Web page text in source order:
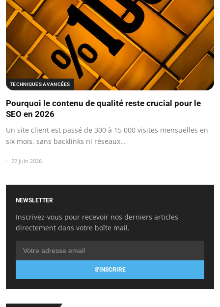
TECHNIQUES AVANCÉES
Pourquoi le contenu de qualité reste crucial pour le
SEO en 2026
Un site client est passé de 300 à 15 000 visites mensuelles en
six mois, sans backlinks ni réseaux…
22 juin 2026
NEWSLETTER
Inscrivez-vous pour recevoir nos derniers articles
directement dans votre boîte mail.
S'INSCRIRE